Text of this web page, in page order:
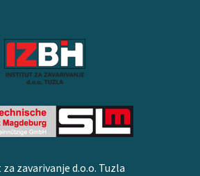
zavarivanje d.o.o. Tuzla